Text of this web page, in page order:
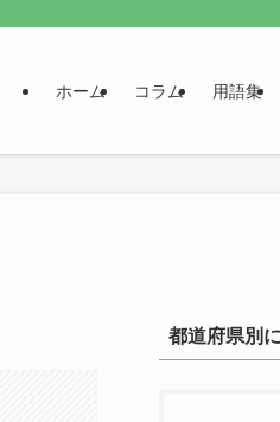
ホーム コラム 用語集
都道府県別